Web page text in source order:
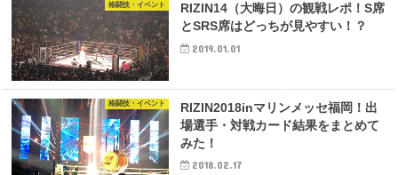
格闘技・イベント
RIZIN14（大晦日）の観戦レポ！S席
とSRS席はどっちが見やすい！？
2019.01.01
格闘技・イベント
RIZIN2018inマリンメッセ福岡！出
場選手・対戦カード結果をまとめて
みた！
2018.02.17